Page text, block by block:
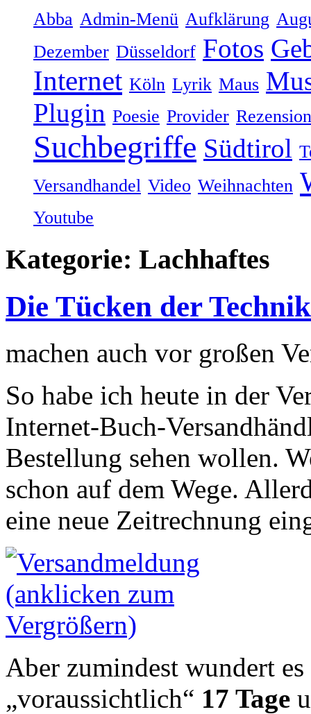
Abba Admin-Menü Aufklärung
Dezember Düsseldorf Fotos
Internet Köln Lyrik Maus
Plugin Poesie Provider Rezension
Suchbegriffe Südtirol
Versandhandel Video Weihnachten
Youtube
Kategorie: Lachhaftes
Die Tücken der Technik
machen auch vor großen
So habe ich heute in der
Internet-Buch-
Bestellung sehen wollen.
schon auf dem Wege.
eine neue Zeitrechnung
Aber zumindest wundert
„voraussichtlich“ 17 Tage